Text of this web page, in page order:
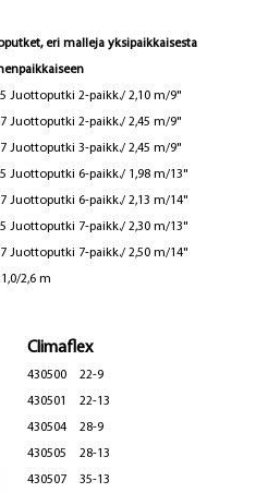
eri malleja yksipaikkaisesta
Juottoputki 2-paikk./ 2,10 m/9"
Juottoputki 2-paikk./ 2,45 m/9"
Juottoputki 3-paikk./ 2,45 m/9"
Juottoputki 6-paikk./ 1,98 m/13"
Juottoputki 6-paikk./ 2,13 m/14"
Juottoputki 7-paikk./ 2,30 m/13"
Juottoputki 7-paikk./ 2,50 m/14"
2,6 m
Climaflex
430500 22-9
430501 22-13
430504 28-9
430505 28-13
430507 35-13